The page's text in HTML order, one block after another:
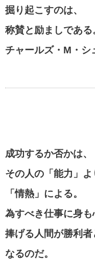
掘り起こすのは、
称賛と励ましである
チャールズ・M・シ
成功するか否かは、
その人の「能力」よ
「情熱」による。
為すべき仕事に身も
捧げる人間が勝利者
なるのだ。